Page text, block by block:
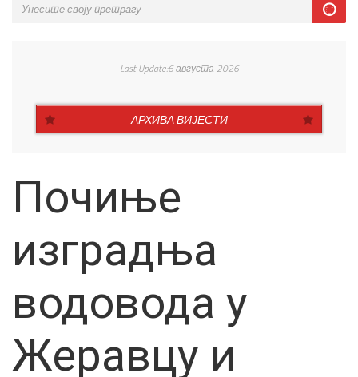
Last Update:6 августа 2026
АРХИВА ВИЈЕСТИ
Почиње
изградња
водовода у
Жеравцу и